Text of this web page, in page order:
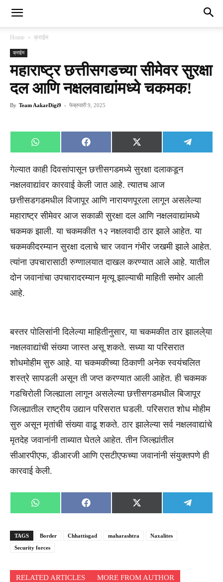
Home क्राईम
क्राईम
महाराष्ट्र छत्तीसगडच्या सीमेवर सुरक्षा
दल आणि नक्षलवाद्यांमध्ये चकमक!
By Team AakarDigi9 - फेब्रुवारी 9, 2025
Share
on
WhatsApp
Share
on
Facebook
Share
on
X
(Twitter)
Share
on
गेल्यात काही दिवसांपासून छत्तीसगडमध्ये सुरक्षा दलाकडून
नक्षलवाद्यांवर कारवाई केली जात आहे. त्यातच आज
छत्तीसडगडमधील विजापूर आणि नारायणपूरला लागून असलेल्या
महाराष्ट्र सीमेवर आज सकाळी सुरक्षा दल आणि नक्षलवाद्यांमध्ये
चकमक झाली. या चकमकीत १२ नक्षलवादी ठार झाले आहेत. या
चकमकीदरम्यान सुरक्षा दलाचे चार जवान गंभीर जखमी झाले आहेत.
त्यांना उपचारासाठी रुग्णालयात दाखल करण्यात आले आहे. यातील
दोन जवानांचा उपचारादरम्यान मृत्यू झाल्याची माहिती समोर आली
आहे.
बस्तर पोलिसांनी दिलेल्या माहितीनुसार, या चकमकीत ठार झालले्या
नक्षलवाद्यांची संख्या जास्त असू शकते. सध्या या परिसरात
शोधमोहीम सुरु आहे. या चकमकीच्या ठिकाणी अनेक स्वयंचलित
शस्त्रे सापडली असून ती जप्त करण्यात आली आहेत. ही चकमक
गडचिरोली जिल्ह्याला लागून असलेल्या छत्तीसगडमधील बिजापूर
जिल्ह्यातील राष्ट्रीय उद्यान परिसरात घडली. परिसरात शोध मोहीम
सुरु असून मृतांची संख्या वाढू शकते. ठार झालेल्या सर्व नक्षलवाद्यांचे
मृतदेह जवानांनी ताब्यात घेतले आहेत. तीन जिल्ह्यांतील
सीआरपीएफ, डीआरजी आणि एसटीएफच्या जवानांनी संयुक्तपणे ही
कारवाई केली.
Share
on
WhatsApp
Share
on
Facebook
Share
on
X
(Twitter)
Share
on
TAGS Border Chhattisgad maharashtra
Naxalites
Security forces
RELATED ARTICLES MORE FROM AUTHOR